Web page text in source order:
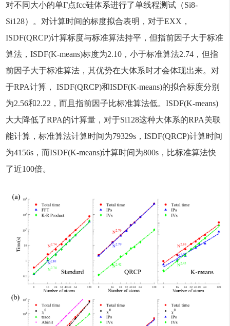
对不同大小的单Г点fcc硅体系进行了单线程测试（Si8-
Si128）。对计算时间的标度拟合表明，对于EXX，
ISDF(QRCP)计算标度与标准算法持平，但指前因子大于标准
算法，ISDF(K-means)标度为2.10，小于标准算法2.74，但指
前因子大于标准算法，其优势在大体系时才会体现出来。对
于RPA计算， ISDF(QRCP)和ISDF(K-means)的拟合标度分别
为2.56和2.22，而且指前因子比标准算法低。ISDF(K-means)
大大降低了RPA的计算量，对于Si128这种大体系的RPA关联
能计算，标准算法计算时间为79329s，ISDF(QRCP)计算时间
为4156s，而ISDF(K-means)计算时间为800s，比标准算法快
了近100倍。